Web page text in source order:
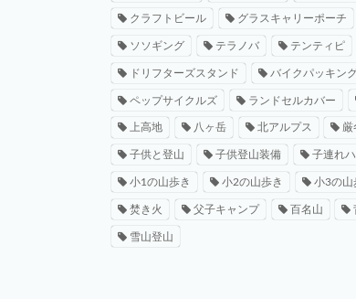
クラフトビール グラスキャリーポーチ
ソソギング テラノバ テンティピ
ドリフターズスタンド バイクパッキン
ペップサイクルズ ランドセルカバー
上高地 八ヶ岳 北アルプス 厳
子供と登山 子供登山装備 子連れ
小1の山歩き 小2の山歩き 小3の山
焚き火 父子キャンプ 百名山
雪山登山